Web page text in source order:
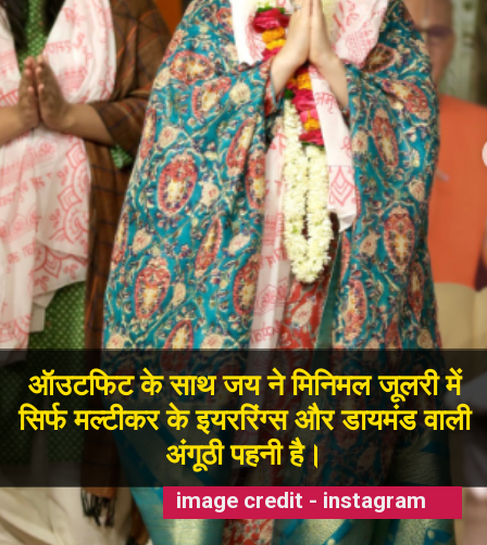
ऑउटफिट के साथ जय ने मिनिमल जूलरी में
सिर्फ मल्टीकर के इयररिंग्स और डायमंड वाली
अंगूठी पहनी है।
image credit - instagram